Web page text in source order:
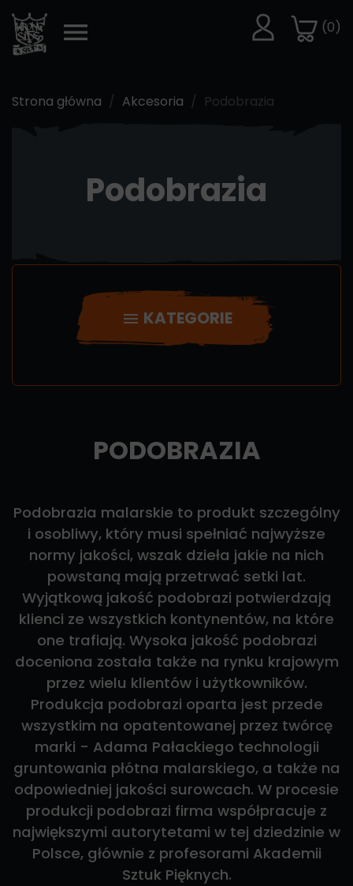
(0)
Strona główna Akcesoria Podobrazia
Podobrazia
 KATEGORIE
PODOBRAZIA
Podobrazia malarskie to produkt szczególny
i osobliwy, który musi spełniać najwyższe
normy jakości, wszak dzieła jakie na nich
powstaną mają przetrwać setki lat.
Wyjątkową jakość podobrazi potwierdzają
klienci ze wszystkich kontynentów, na które
one trafiają. Wysoka jakość podobrazi
doceniona została także na rynku krajowym
przez wielu klientów i użytkowników.
Produkcja podobrazi oparta jest przede
wszystkim na opatentowanej przez twórcę
marki - Adama Pałackiego technologii
gruntowania płótna malarskiego, a także na
odpowiedniej jakości surowcach. W procesie
produkcji podobrazi firma współpracuje z
największymi autorytetami w tej dziedzinie w
Polsce, głównie z profesorami Akademii
Sztuk Pięknych.